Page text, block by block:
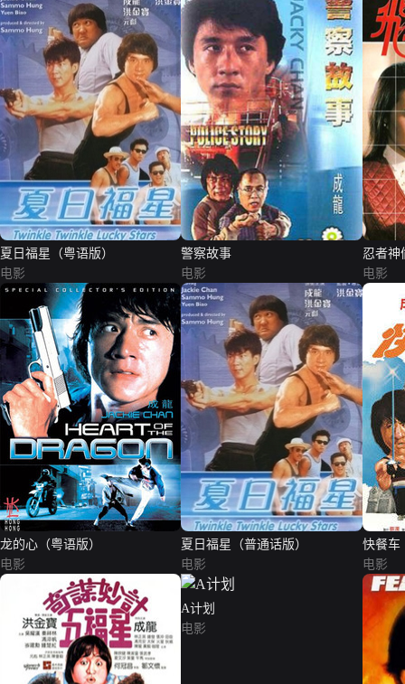
夏日福星（粤语版）
电影
警察故事
电影
忍者神
电影
龙的心（粤语版）
电影
夏日福星（普通话版）
电影
快餐车
电影
A计划
电影